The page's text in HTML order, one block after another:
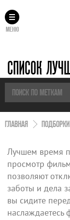
МЕНЮ
СПИСОК
ГЛАВНАЯ
Лучшем время
просмотр
позволяют
заботы и дела
вы сидите